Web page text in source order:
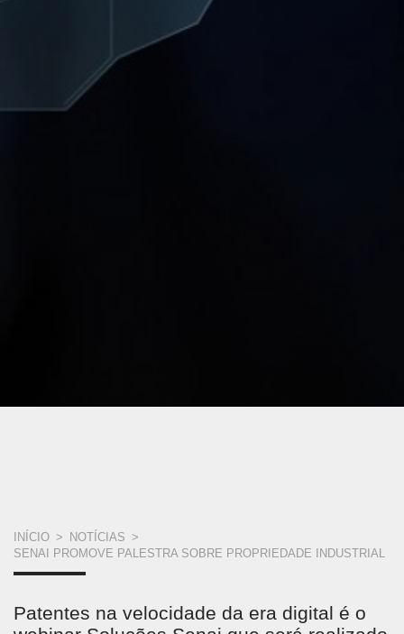
VOCÊ
ESTÁ
AQUI
INÍCIO > NOTÍCIAS >
SENAI PROMOVE PALESTRA SOBRE PROPRIEDADE INDUSTRIAL
Patentes na velocidade da era digital é o